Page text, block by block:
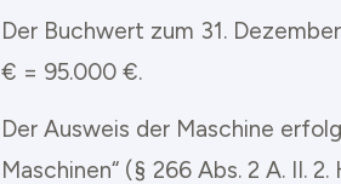
Der Buchwert zum 31.
€ = 95.000 €.
Der Ausweis der Maschine
Maschinen“ (§ 266 Abs. 2 A. II.